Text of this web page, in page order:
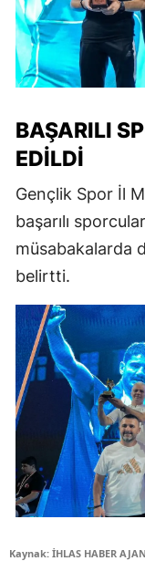
BAŞARILI
EDILDI
Gençlik Spor İl
başarılı
müsabakalarda
belirtti.
Kaynak: İHLAS HABER